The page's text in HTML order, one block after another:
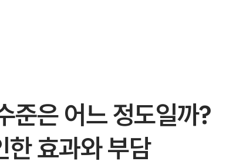
준은 어느 정도일까?
한 효과와 부담